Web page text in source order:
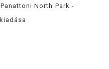
North Park -